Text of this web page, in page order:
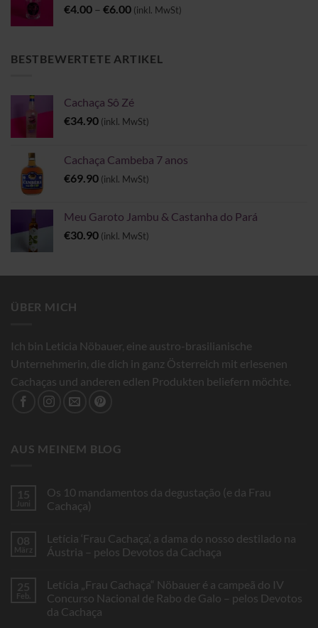
€4.00 – €6.00Preisspanne:
€6.00
(inkl. MwSt)
BESTBEWERTETE ARTIKEL
Cachaça Sô Zé
€34.90 (inkl. MwSt)
Cachaça Cambeba 7 anos
€69.90 (inkl. MwSt)
Meu Garoto Jambu & Castanha do Pará
€30.90 (inkl. MwSt)
ÜBER MICH
Ich bin Leticia Nöbauer, eine austro-brasilianische
Unternehmerin, die dich in ganz Österreich mit erlesenen
Cachaças und anderen edlen Produkten beliefern möchte.
AUS MEINEM BLOG
15
Juni
Os 10 mandamentos da degustação (e da Frau
Cachaça)
Os
10
degustação
(e
da
Frau
08
März
Letícia ‘Frau Cachaça’, a dama do nosso destilado na
Áustria – pelos Devotos da Cachaça
Letícia
‘Frau
Cachaça’,
25
Feb.
Letícia „Frau Cachaça“ Nöbauer é a campeã do IV
Concurso Nacional de Rabo de Galo – pelos Devotos
da Cachaça